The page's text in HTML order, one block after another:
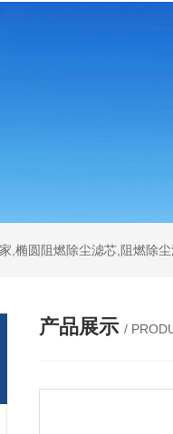
,椭圆阻燃除尘滤芯,阻燃除
产品展示 /